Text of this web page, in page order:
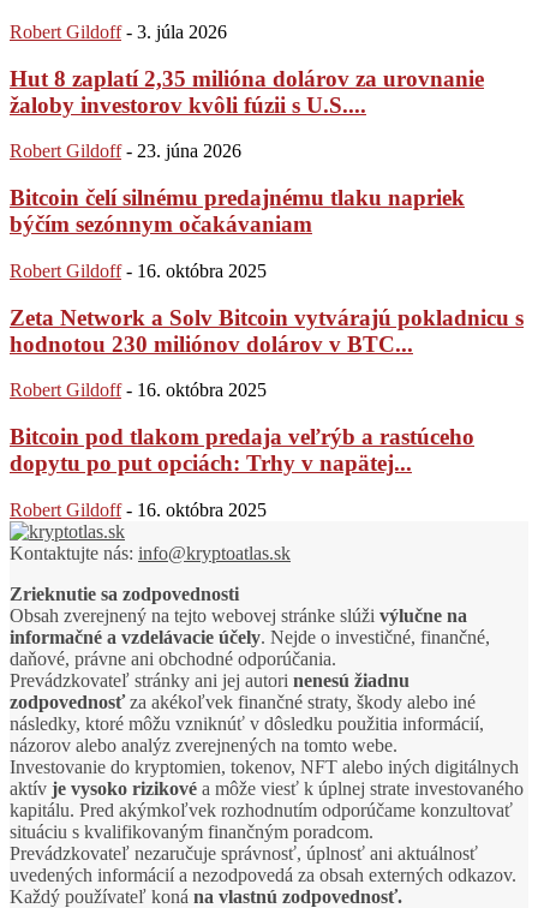
Robert Gildoff - 3. júla 2026
Hut 8 zaplatí 2,35 milióna dolárov za urovnanie
žaloby investorov kvôli fúzii s U.S....
Robert Gildoff - 23. júna 2026
Bitcoin čelí silnému predajnému tlaku napriek
býčím sezónnym očakávaniam
Robert Gildoff - 16. októbra 2025
Zeta Network a Solv Bitcoin vytvárajú pokladnicu s
hodnotou 230 miliónov dolárov v BTC...
Robert Gildoff - 16. októbra 2025
Bitcoin pod tlakom predaja veľrýb a rastúceho
dopytu po put opciách: Trhy v napätej...
Robert Gildoff - 16. októbra 2025
Kontaktujte nás: info@kryptoatlas.sk
Zrieknutie sa zodpovednosti
Obsah zverejnený na tejto webovej stránke slúži výlučne na
informačné a vzdelávacie účely. Nejde o investičné, finančné,
daňové, právne ani obchodné odporúčania.
Prevádzkovateľ stránky ani jej autori nenesú žiadnu
zodpovednosťza akékoľvek finančné straty, škody alebo iné
následky, ktoré môžu vzniknúť v dôsledku použitia informácií,
názorov alebo analýz zverejnených na tomto webe.
Investovanie do kryptomien, tokenov, NFT alebo iných digitálnych
aktív je vysoko rizikové a môže viesť k úplnej strate investovaného
kapitálu. Pred akýmkoľvek rozhodnutím odporúčame konzultovať
situáciu s kvalifikovaným finančným poradcom.
Prevádzkovateľ nezaručuje správnosť, úplnosť ani aktuálnosť
uvedených informácií a nezodpovedá za obsah externých odkazov.
Každý používateľ koná na vlastnú zodpovednosť.